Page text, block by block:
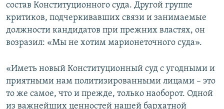
состав Конституционного суда. Другой группе
критиков, подчеркивавших связи и занимаемые
должности кандидатов при прежних властях, он
возразил: «Мы не хотим марионеточного суда».
«Иметь новый Конституционный суд с угодными и
приятными нам политизированными лицами – это
то же самое, что и прежде, только наоборот. Одной
из важнейших ценностей нашей бархатной